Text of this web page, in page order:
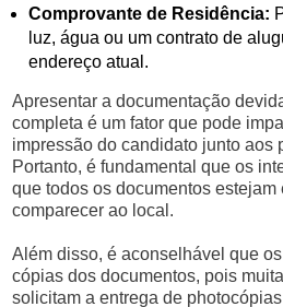
Comprovante de Residência:
luz, água ou um contrato de
endereço atual.
Apresentar a documentação
completa é um fator que pode
impressão do candidato junto aos
Portanto, é fundamental que os
que todos os documentos estejam
comparecer ao local.
Além disso, é aconselhável que
cópias dos documentos, pois
solicitam a entrega de